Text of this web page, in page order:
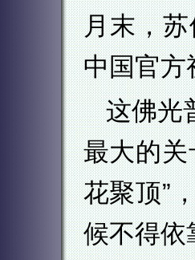
月末，
中国官方
这佛光
最大的
花聚顶”
候不得依